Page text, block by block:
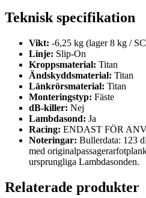
Teknisk specifikation
Vikt: -6,25 kg (lager 8 kg /
Linje: Slip-On
Kroppsmaterial: Titan
Ändskyddsmaterial: Titan
Länkrörsmaterial: Titan
Monteringstyp: Fäste
dB-killer: Nej
Lambdasond: Ja
Racing: ENDAST FÖR
Noteringar: Bullerdata: 123
med
ursprungliga Lambdasonden.
Relaterade produkter